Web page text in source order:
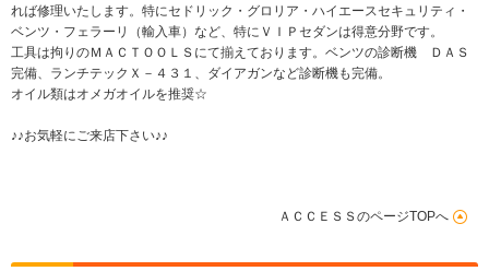
れば修理いたします。特にセドリック・グロリア・ハイエースセキュリティ・
ベンツ・フェラーリ（輸入車）など、特にＶＩＰセダンは得意分野です。
工具は拘りのＭＡＣＴＯＯＬＳにて揃えております。ベンツの診断機 ＤＡＳ
完備、ランチテックＸ－４３１、ダイアガンなど診断機も完備。
オイル類はオメガオイルを推奨☆
♪♪お気軽にご来店下さい♪♪
ＡＣＣＥＳＳのページTOPへ